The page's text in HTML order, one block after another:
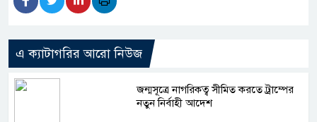
এ ক্যাটাগরির আরো নিউজ
জন্মসূত্রে নাগরিকত্ব সীমিত করতে ট্রাম্পের
নতুন নির্বাহী আদেশ